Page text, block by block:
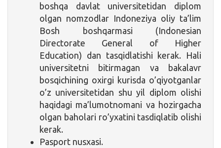
boshqa davlat universitetidan diplom
olgan nomzodlar Indoneziya oliy ta’lim
Bosh boshqarmasi (Indonesian
Directorate General of Higher
Education) dan tasqidlatishi kerak. Hali
universitetni bitirmagan va bakalavr
bosqichining oxirgi kurisda o’qiyotganlar
o’z universitetidan shu yil diplom olishi
haqidagi ma’lumotnomani va hozirgacha
olgan baholari ro’yxatini tasdiqlatib olishi
kerak.
Pasport nusxasi.